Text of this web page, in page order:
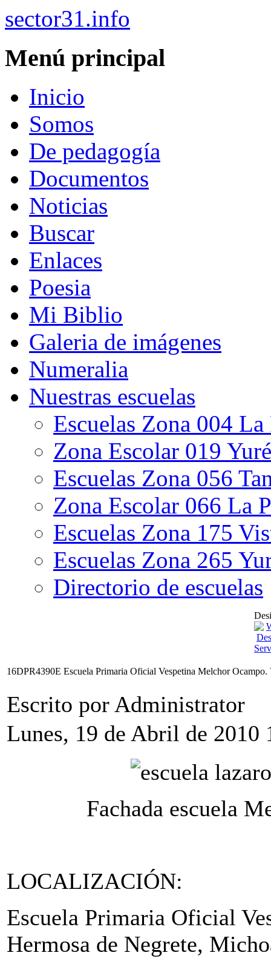
sector31.info
Menú principal
Inicio
Somos
De pedagogía
Documentos
Noticias
Buscar
Enlaces
Poesia
Mi Biblio
Galeria de imágenes
Numeralia
Nuestras escuelas
Escuelas Zona 004 La
Zona Escolar 019
Escuelas Zona 056
Zona Escolar 066 La
Escuelas Zona 175
Escuelas Zona 265
Directorio de escuelas
16DPR4390E Escuela Primaria Oficial Vespetina Melchor
Escrito por Administrator
Lunes, 19 de Abril de 2010
Fachada escuela
LOCALIZACIÓN:
Escuela Primaria Oficial
Hermosa de Negrete,